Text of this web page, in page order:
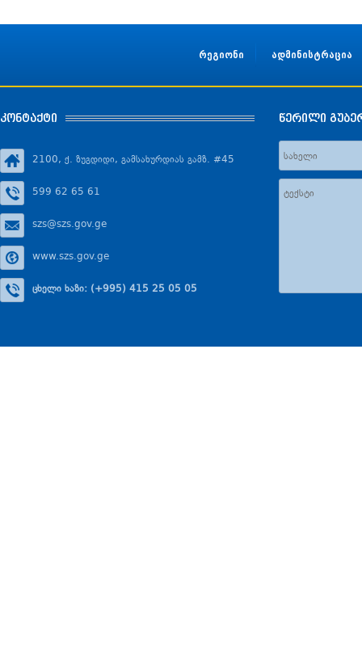
რეგიონი ადმინისტრაცია
კონტაქტი
2100, ქ. ზუგდიდი, გამსახურდიას გამზ. #45
599 62 65 61
szs@szs.gov.ge
www.szs.gov.ge
ცხელი ხაზი: (+995) 415 25 05 05
წერილი